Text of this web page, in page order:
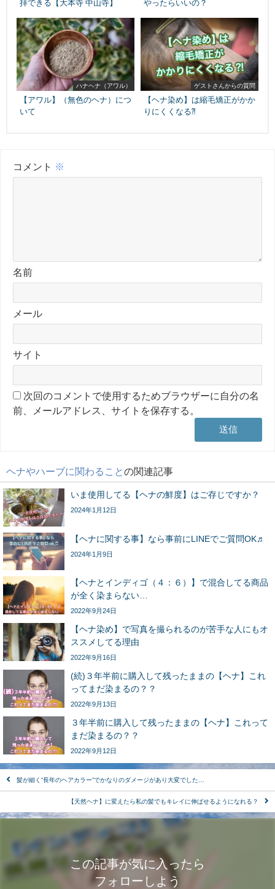
拝できる【大本寺 中山寺】 やったらいいの？
ハナヘナ（アワル）
【アワル】（無色のヘナ）につ
いて
ゲストさんからの質問
【ヘナ染め】は縮毛矯正がかか
りにくくなる⁈
コメント ※
名前
メール
サイト
次回のコメントで使用するためブラウザーに自分の名
前、メールアドレス、サイトを保存する。
ヘナやハーブに関わることの関連記事
いま使用してる【ヘナの鮮度】はご存じですか？
2024年1月12日
【ヘナに関する事】なら事前にLINEでご質問OK♬
2024年1月9日
【ヘナとインディゴ（４：６）】で混合してる商品
が全く染まらない…
2022年9月24日
【ヘナ染め】で写真を撮られるのが苦手な人にもオ
ススメしてる理由
2022年9月16日
(続)３年半前に購入して残ったままの【ヘナ】これ
ってまだ染まるの？？
2022年9月13日
３年半前に購入して残ったままの【ヘナ】これって
まだ染まるの？？
2022年9月12日
髪が細く”長年のヘアカラー”でかなりのダメージがあり大変でした…
【天然ヘナ】に変えたら私の髪でもキレイに伸ばせるようになれる？
この記事が気に入ったら
フォローしよう